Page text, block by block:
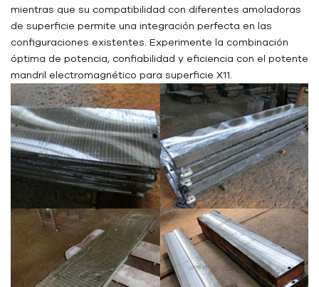
mientras que su compatibilidad con diferentes amoladoras
de superficie permite una integración perfecta en las
configuraciones existentes. Experimente la combinación
óptima de potencia, confiabilidad y eficiencia con el potente
mandril electromagnético para superficie X11.